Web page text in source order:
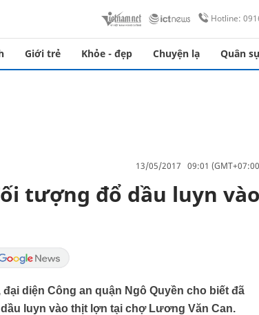
Hotline:
Giới trẻ Khỏe - đẹp Chuyện lạ Quân
13/05/2017 09:01
tượng đổ dầu luyn vào
diện Công an quận Ngô Quyền cho biết đã
luyn vào thịt lợn tại chợ Lương Văn Can.